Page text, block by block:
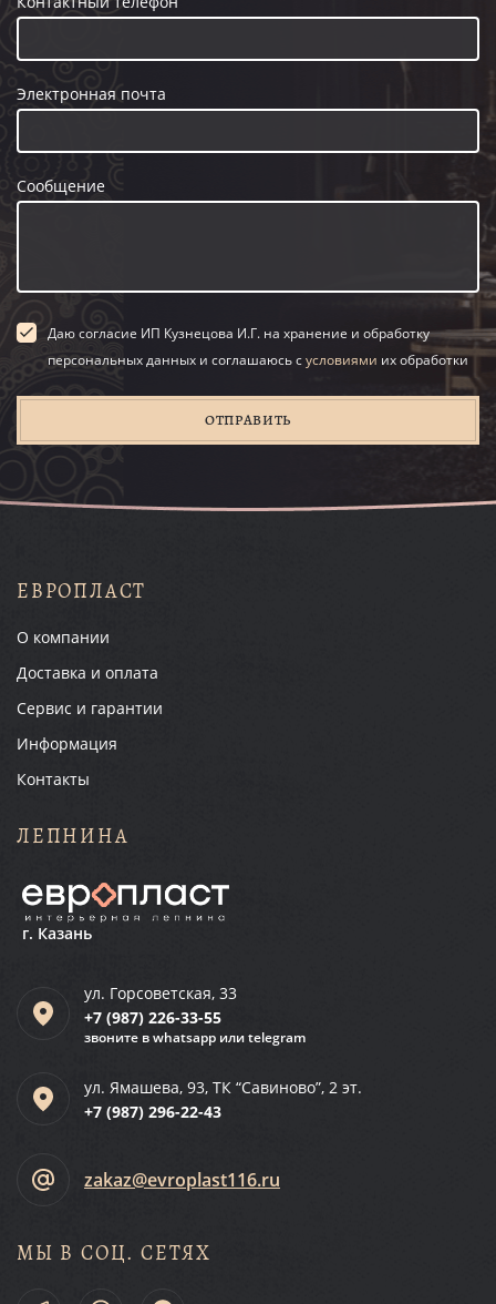
Электронная почта
Сообщение
Даю согласие ИП Кузнецова И.Г. на хранение и обработку
персональных данных и соглашаюсь сусловиями их обработки
ОТПРАВИТЬ
ЕВРОПЛАСТ
О компании
Доставка и оплата
Сервис и гарантии
Информация
Контакты
ЛЕПНИНА
г. Казань
ул. Горсоветская, 33
+7 (987) 226-33-55
звоните в whatsapp или telegram
ул. Ямашева, 93, ТК “Савиново”, 2 эт.
+7 (987) 296-22-43
zakaz@evroplast116.ru
МЫ В СОЦ. СЕТЯХ